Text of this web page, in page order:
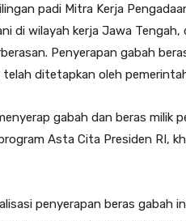
padi Mitra Kerja
di wilayah kerja Jawa Tengah,
Penyerapan gabah
ditetapkan oleh
gabah dan beras milik
Asta Cita Presiden RI,
penyerapan beras gabah